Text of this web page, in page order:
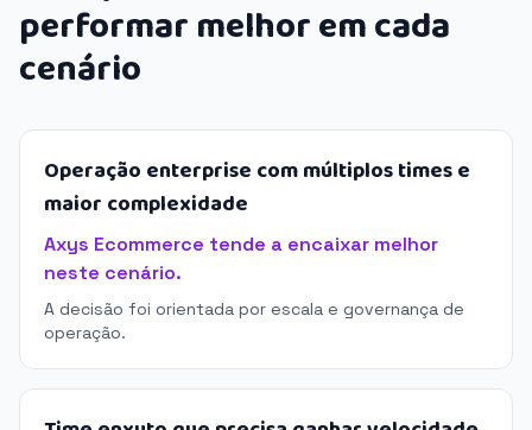
performar melhor em cada
cenário
Operação enterprise com múltiplos times e
maior complexidade
Axys Ecommerce tende a encaixar melhor
neste cenário.
A decisão foi orientada por escala e governança de
operação.